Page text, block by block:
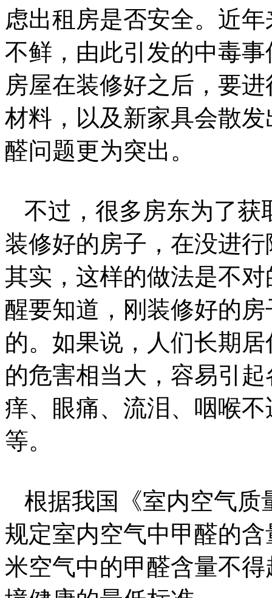
虑出租房是否安全。近
不鲜，由此引发的中毒
房屋在装修好之后，要
材料，以及新家具会散
醛问题更为突出。
不过，很多房东为了获
装修好的房子，在没进
其实，这样的做法是不对
醒要知道，刚装修好的
的。如果说，人们长期
的危害相当大，容易引
痒、眼痛、流泪、咽喉
等。
根据我国《室内空气质
规定室内空气中甲醛的
米空气中的甲醛含量不